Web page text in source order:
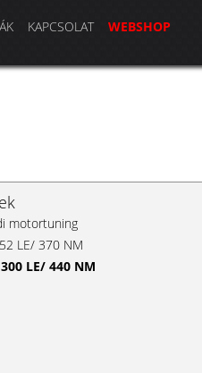
KAPCSOLAT WEBSHOP
motortuning
LE/ 370 NM
300 LE/ 440 NM